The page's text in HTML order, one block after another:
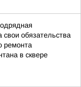
обязательства
ремонта
в сквере